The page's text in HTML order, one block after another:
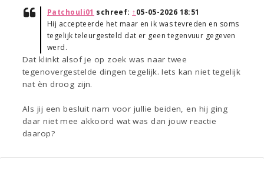
Patchouli01 schreef: ↑05-05-2026 18:51
Hij accepteerde het maar en ik was tevreden en soms
tegelijk teleurgesteld dat er geen tegenvuur gegeven
werd.
Dat klinkt alsof je op zoek was naar twee
tegenovergestelde dingen tegelijk. Iets kan niet tegelijk
nat èn droog zijn.
Als jij een besluit nam voor jullie beiden, en hij ging
daar niet mee akkoord wat was dan jouw reactie
daarop?